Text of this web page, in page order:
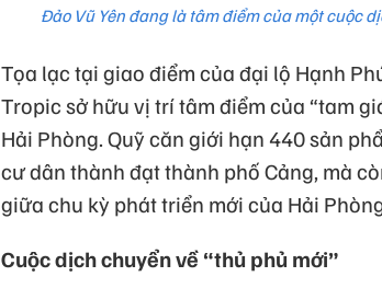
Đảo Vũ Yên đang là tâm điểm của một cuộc
Tọa lạc tại giao điểm của đại lộ Hạnh
Tropic sở hữu vị trí tâm điểm của “tam
Hải Phòng. Quỹ căn giới hạn 440 sản
cư dân thành đạt thành phố Cảng, mà
giữa chu kỳ phát triển mới của Hải
Cuộc dịch chuyển về “thủ phủ mới”